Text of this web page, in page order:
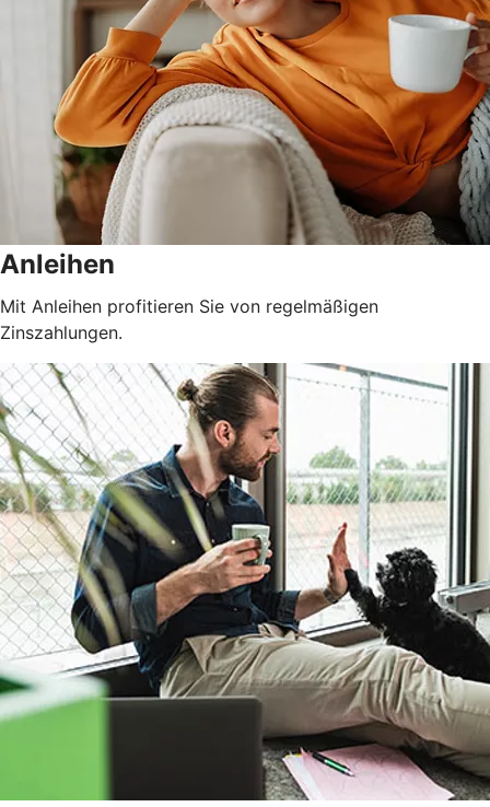
Anleihen
Mit Anleihen profitieren Sie von regelmäßigen
Zinszahlungen.